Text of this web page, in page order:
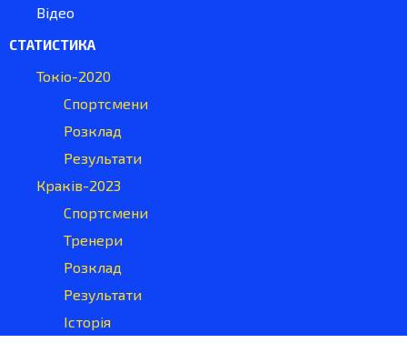
Відео
СТАТИСТИКА
Токіо-2020
Спортсмени
Розклад
Результати
Краків-2023
Спортсмени
Тренери
Розклад
Результати
Історія